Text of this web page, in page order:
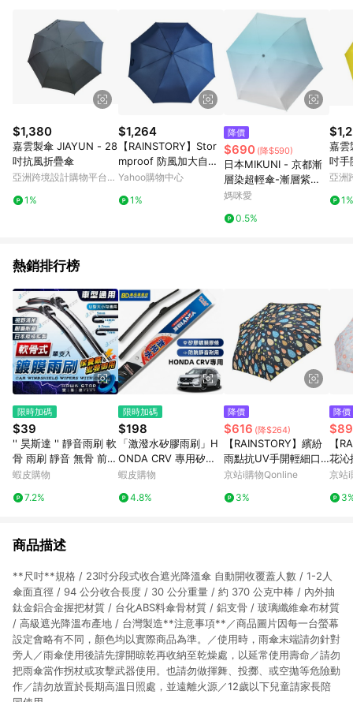
貨後 45 天後發送。 8. 群眾募資商品，禮物卡，開館保證金，補
運費，攤位費等不具贈點資格。 9. LINE 購物站上之商品規格、
顏色、價位、贈品如與 Pinkoi 商品資訊頁及購物車不符，以
Pinkoi 購物商品資訊頁及購物車標示為準。 10. 點數紅包使用規
則請以點數紅包活動說明為準。 11. 若於 LINE 購物前往 Pinkoi
頁面後才首次下載 Pinkoi APP 並完成訂單，不符合導購資格；承
上，首次下載 Pinkoi APP 後，需透過 LINE 購物前往 Pinkoi 頁
面，方享導購資格。
$1,380
嘉雲製傘 JIAYUN - 28
吋抗風折疊傘
亞洲跨境設計購物平台
1%
$1,264
【RAINSTORY】Stor
mproof 防風加大自動
傘(星辰藍)
Yahoo購物中心
1%
降價
$690 (降$590)
日本MIKUNI - 京都漸
層染超輕傘-漸層紫
色、漸層水藍、漸層鵝
面：89CM 傘柄：50C
媽咪愛
0.5%
嘉雲
吋手
亞洲
1%
熱銷排行榜
限時加碼
$39
'' 昊斯達 '' 靜音雨刷 軟
骨 雨刷 靜音 無骨 前擋
全軟骨雨刷 安靜 玻璃
式雨刷
蝦皮購物
7.2%
限時加碼
$198
「激潑水矽膠雨刷」H
ONDA CRV 專用矽膠
雨刷 防跳靜音 CRV全
雨刷 本田 CRV 雨刷
蝦皮購物
4.8%
降價
$616 (降$264)
【RAINSTORY】繽紛
雨點抗UV手開輕細口
紅傘
京站i購物Qonline
3%
降價
【
花沁
京站i
商品描述
**尺吋**規格 / 23吋分段式收合遮光降溫傘 自動開收覆蓋人數 / 1-2人
傘面直徑 / 94 公分收合長度 / 30 公分重量 / 約 370 公克中棒 / 內外抽
鈦金鋁合金握把材質 / 台化ABS料傘骨材質 / 鋁支骨 / 玻璃纖維傘布材質
/ 高級遮光降溫布產地 / 台灣製造**注意事項**／商品圖片因每一台螢幕
設定會略有不同，顏色均以實際商品為準。／使用時，雨傘末端請勿針對
旁人／雨傘使用後請先撐開晾乾再收納至乾燥處，以延常使用壽命／請勿
把雨傘當作拐杖或攻擊武器使用。也請勿做揮舞、投擲、或空拋等危險動
作／請勿放置於長期高溫日照處，並遠離火源／12歲以下兒童請家長陪